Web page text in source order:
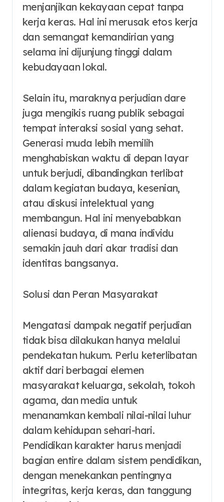
menjanjikan kekayaan cepat tanpa
kerja keras. Hal ini merusak etos kerja
dan semangat kemandirian yang
selama ini dijunjung tinggi dalam
kebudayaan lokal.
Selain itu, maraknya perjudian dare
juga mengikis ruang publik sebagai
tempat interaksi sosial yang sehat.
Generasi muda lebih memilih
menghabiskan waktu di depan layar
untuk berjudi, dibandingkan terlibat
dalam kegiatan budaya, kesenian,
atau diskusi intelektual yang
membangun. Hal ini menyebabkan
alienasi budaya, di mana individu
semakin jauh dari akar tradisi dan
identitas bangsanya.
Solusi dan Peran Masyarakat
Mengatasi dampak negatif perjudian
tidak bisa dilakukan hanya melalui
pendekatan hukum. Perlu keterlibatan
aktif dari berbagai elemen
masyarakat keluarga, sekolah, tokoh
agama, dan media untuk
menanamkan kembali nilai-nilai luhur
dalam kehidupan sehari-hari.
Pendidikan karakter harus menjadi
bagian entire dalam sistem pendidikan,
dengan menekankan pentingnya
integritas, kerja keras, dan tanggung